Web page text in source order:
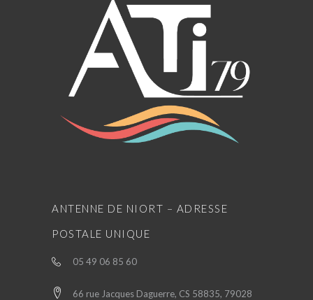
ANTENNE DE NIORT – ADRESSE
POSTALE UNIQUE
05 49 06 85 60
66 rue Jacques Daguerre, CS 58835, 79028